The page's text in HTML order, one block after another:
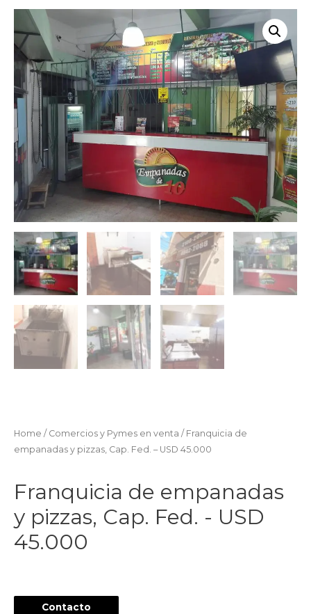
Home / Comercios y Pymes en venta / Franquicia de
empanadas y pizzas, Cap. Fed. – USD 45.000
Franquicia de empanadas
y pizzas, Cap. Fed. - USD
45.000
Contacto